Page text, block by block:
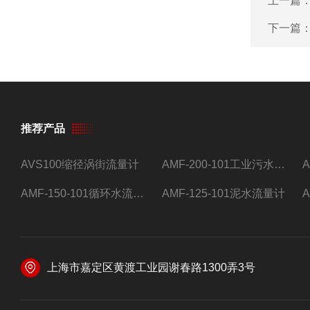
下一篇
推荐产品
AVS100缩径涡街流量计 AMF-200-101工业污水流量计
AMF-150-101循环水流量计,电磁流量计 AMF-125-101泥水流量计
上海市嘉定区黄渡工业园谢春路1300弄3号